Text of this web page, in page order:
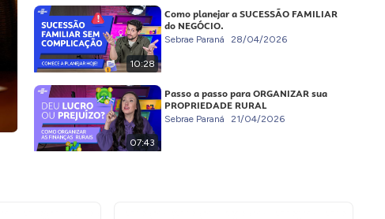
10:28
Como planejar a SUCESSÃO FAMILIAR
do NEGÓCIO.
Sebrae Paraná 28/04/2026
07:43
Passo a passo para ORGANIZAR sua
PROPRIEDADE RURAL
Sebrae Paraná 21/04/2026